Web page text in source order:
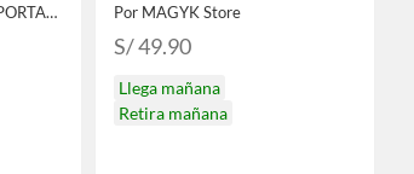
Por GRUPO MAGICO IMPORTACIONES Por MAGYK Store
S/ 49.90
Llega mañana
Retira mañana